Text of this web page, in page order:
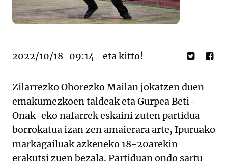
2022/10/18 09:14 eta kitto!
Zilarrezko Ohorezko Mailan jokatzen duen
emakumezkoen taldeak eta Gurpea Beti-
Onak-eko nafarrek eskaini zuten partidua
borrokatua izan zen amaierara arte, Ipuruako
markagailuak azkeneko 18-20arekin
erakutsi zuen bezala. Partiduan ondo sartu